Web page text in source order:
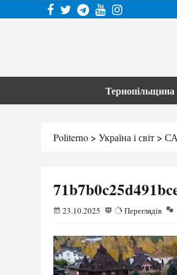
Тернопільщина
Politerno > Україна і світ >
23.10.2025 25Переглядів